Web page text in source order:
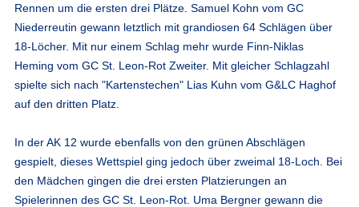
Rennen um die ersten drei Plätze. Samuel Kohn vom GC
Niederreutin gewann letztlich mit grandiosen 64 Schlägen über
18-Löcher. Mit nur einem Schlag mehr wurde Finn-Niklas
Heming vom GC St. Leon-Rot Zweiter. Mit gleicher Schlagzahl
spielte sich nach "Kartenstechen" Lias Kuhn vom G&LC Haghof
auf den dritten Platz.
In der AK 12 wurde ebenfalls von den grünen Abschlägen
gespielt, dieses Wettspiel ging jedoch über zweimal 18-Loch. Bei
den Mädchen gingen die drei ersten Platzierungen an
Spielerinnen des GC St. Leon-Rot. Uma Bergner gewann die